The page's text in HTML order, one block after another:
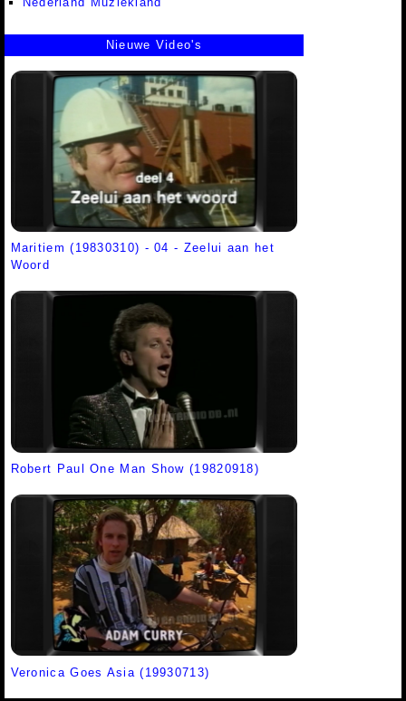
Nieuwe Video's
Maritiem (19830310) - 04 - Zeelui aan het
Woord
Robert Paul One Man Show (19820918)
Veronica Goes Asia (19930713)